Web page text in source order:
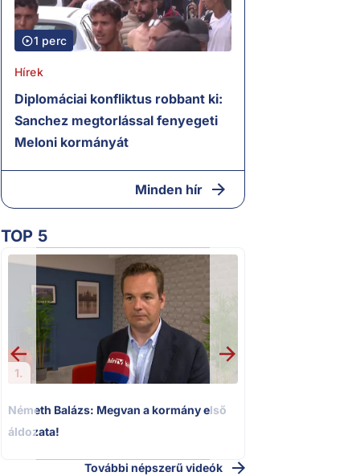
1 perc
Hírek
Diplomáciai konfliktus robbant ki:
Sanchez megtorlással fenyegeti
Meloni kormányát
Minden hír
TOP 5
1.
Németh Balázs: Megvan a kormány első
áldozata!
További népszerű videók